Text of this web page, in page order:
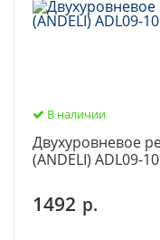
В наличии
Двухуровневое
(ANDELI) ADL09-
1492 р.